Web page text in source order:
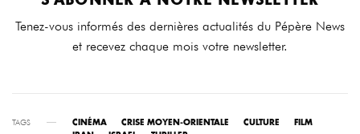
Tenez-vous informés des dernières actualités du Pépère News
et recevez chaque mois votre newsletter.
TAGS CINÉMA CRISE MOYEN-ORIENTALE CULTURE
FILM